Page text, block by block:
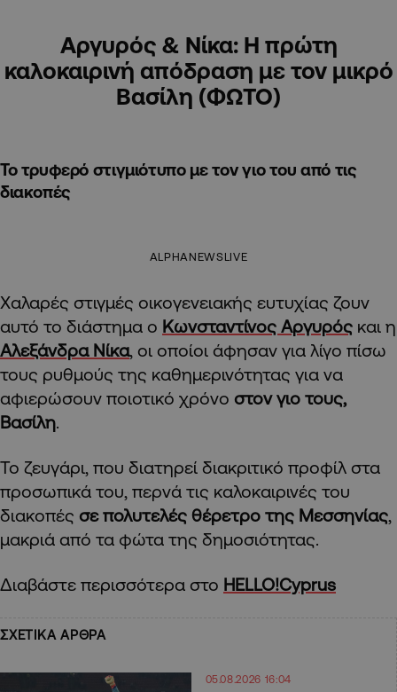
Αργυρός & Νίκα: Η πρώτη
καλοκαιρινή απόδραση με τον μικρό
Βασίλη (ΦΩΤΟ)
Το τρυφερό στιγμιότυπο με τον γιο του από τις
διακοπές
ALPHANEWSLIVE
Χαλαρές στιγμές οικογενειακής ευτυχίας ζουν
αυτό το διάστημα ο Κωνσταντίνος Αργυρός και η
Αλεξάνδρα Νίκα, οι οποίοι άφησαν για λίγο πίσω
τους ρυθμούς της καθημερινότητας για να
αφιερώσουν ποιοτικό χρόνο στον γιο τους,
Βασίλη.
Το ζευγάρι, που διατηρεί διακριτικό προφίλ στα
προσωπικά του, περνά τις καλοκαιρινές του
διακοπές σε πολυτελές θέρετρο της Μεσσηνίας,
μακριά από τα φώτα της δημοσιότητας.
Διαβάστε περισσότερα στο HELLO!Cyprus
ΣΧΕΤΙΚΑ ΑΡΘΡΑ
05.08.2026 16:04